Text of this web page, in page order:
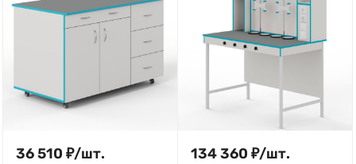
36 510 ₽/шт. 134 360 ₽/шт.